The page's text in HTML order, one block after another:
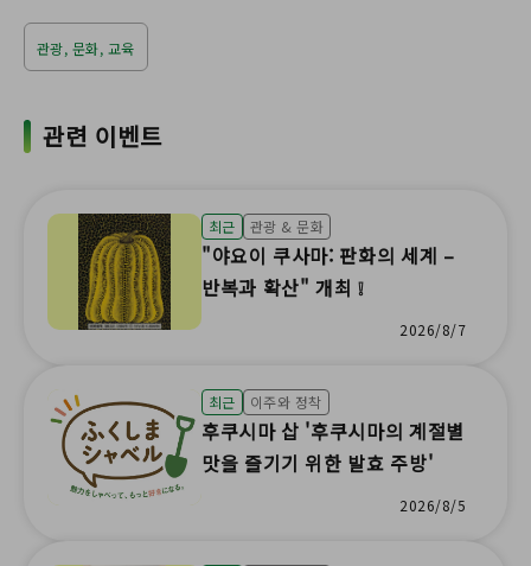
관광, 문화, 교육
관련 이벤트
최근 관광 & 문화
"야요이 쿠사마: 판화의 세계 –
반복과 확산" 개최 ❕
2026/8/7
최근 이주와 정착
후쿠시마 삽 '후쿠시마의 계절별
맛을 즐기기 위한 발효 주방'
2026/8/5